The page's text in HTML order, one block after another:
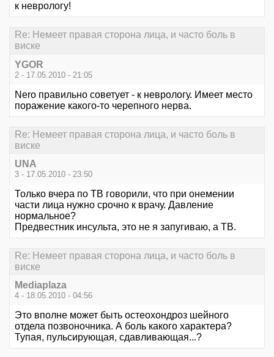
к неврологу!
Re: Немеет правая сторона лица, и часто боль в
виске
YGOR
2 - 17.05.2010 - 21:05
Nero правильно советует - к неврологу. Имеет место
поражение какого-то черепного нерва.
Re: Немеет правая сторона лица, и часто боль в
виске
UNA
3 - 17.05.2010 - 23:50
Только вчера по ТВ говорили, что при онемении
части лица нужно срочно к врачу. Давление
нормальное?
Предвестник инсульта, это не я запугиваю, а ТВ.
Re: Немеет правая сторона лица, и часто боль в
виске
Mediaplaza
4 - 18.05.2010 - 04:56
Это вполне может быть остеохондроз шейного
отдела позвоночника. А боль какого характера?
Тупая, пульсирующая, сдавливающая...?